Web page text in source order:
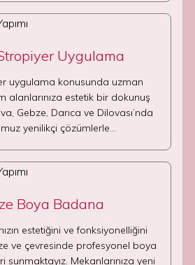
Uygulama
uygulama konusunda uzman
alanlarınıza estetik bir dokunuş
Gebze, Darıca ve Dilovası’nda
yenilikçi çözümlerle…
Boya Badana
estetiğini ve fonksiyonelliğini
ve çevresinde profesyonel boya
Mekanlarınıza yeni